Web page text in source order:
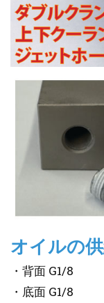
オイルの
・背面 G1/8
・底面 G1/8